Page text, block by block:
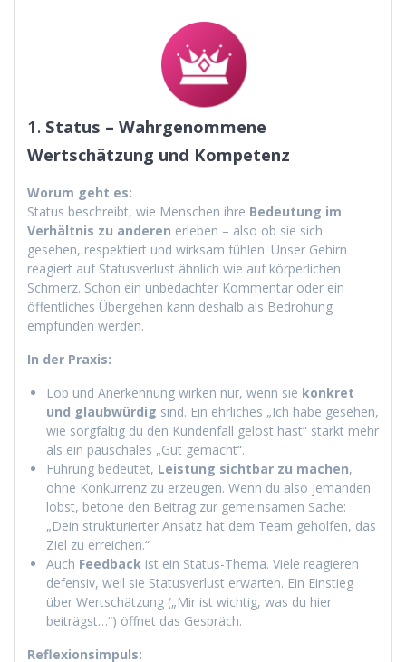
1. Status – Wahrgenommene
Wertschätzung und Kompetenz
Worum geht es:
Status beschreibt, wie Menschen ihre Bedeutung im
Verhältnis zu anderen erleben – also ob sie sich
gesehen, respektiert und wirksam fühlen. Unser Gehirn
reagiert auf Statusverlust ähnlich wie auf körperlichen
Schmerz. Schon ein unbedachter Kommentar oder ein
öffentliches Übergehen kann deshalb als Bedrohung
empfunden werden.
In der Praxis:
Lob und Anerkennung wirken nur, wenn sie konkret
und glaubwürdig sind. Ein ehrliches „Ich habe gesehen,
wie sorgfältig du den Kundenfall gelöst hast“ stärkt mehr
als ein pauschales „Gut gemacht“.
Führung bedeutet, Leistung sichtbar zu machen,
ohne Konkurrenz zu erzeugen. Wenn du also jemanden
lobst, betone den Beitrag zur gemeinsamen Sache:
„Dein strukturierter Ansatz hat dem Team geholfen, das
Ziel zu erreichen.“
Auch Feedback ist ein Status-Thema. Viele reagieren
defensiv, weil sie Statusverlust erwarten. Ein Einstieg
über Wertschätzung („Mir ist wichtig, was du hier
beiträgst…“) öffnet das Gespräch.
Reflexionsimpuls: